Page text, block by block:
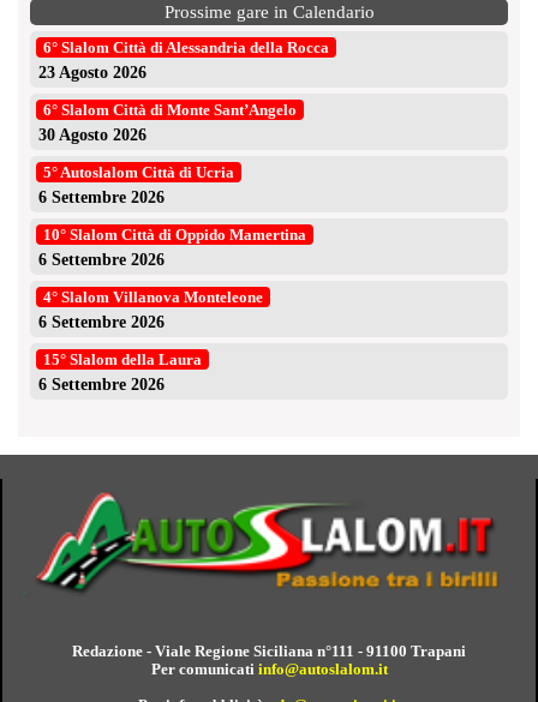
Prossime gare in Calendario
6° Slalom Città di Alessandria della Rocca
23 Agosto 2026
6° Slalom Città di Monte Sant’Angelo
30 Agosto 2026
5° Autoslalom Città di Ucria
6 Settembre 2026
10° Slalom Città di Oppido Mamertina
6 Settembre 2026
4° Slalom Villanova Monteleone
6 Settembre 2026
15° Slalom della Laura
6 Settembre 2026
Redazione - Viale Regione Siciliana n°111 - 91100 Trapani
Per comunicati info@autoslalom.it